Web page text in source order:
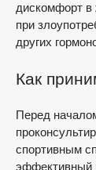
дискомфорт
при
других
Как
Перед
спортивным
эффективный